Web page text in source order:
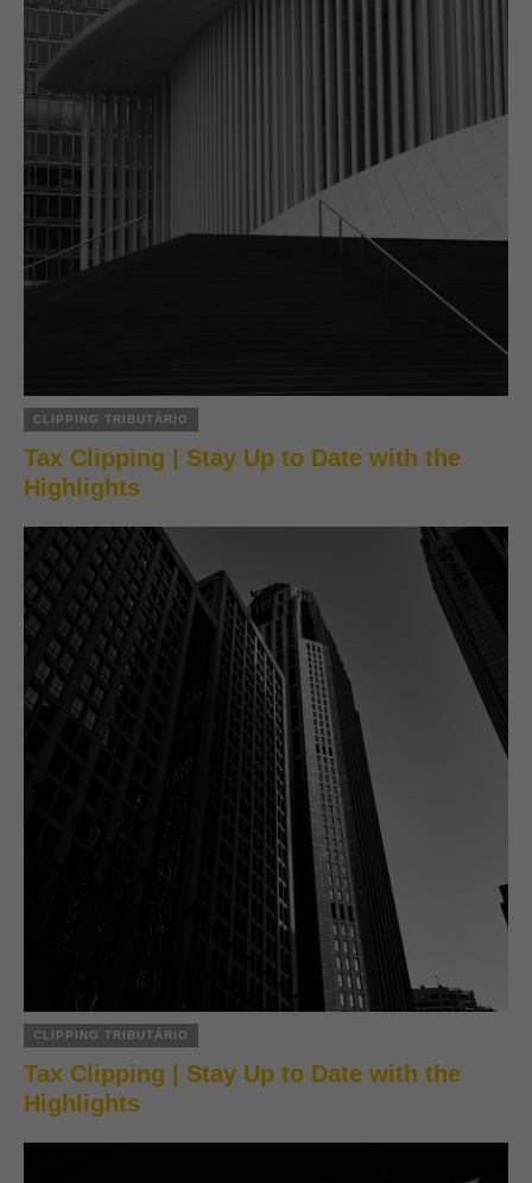
CLIPPING TRIBUTÁRIO
Tax Clipping | Stay Up to Date with the
Highlights
CLIPPING TRIBUTÁRIO
Tax Clipping | Stay Up to Date with the
Highlights